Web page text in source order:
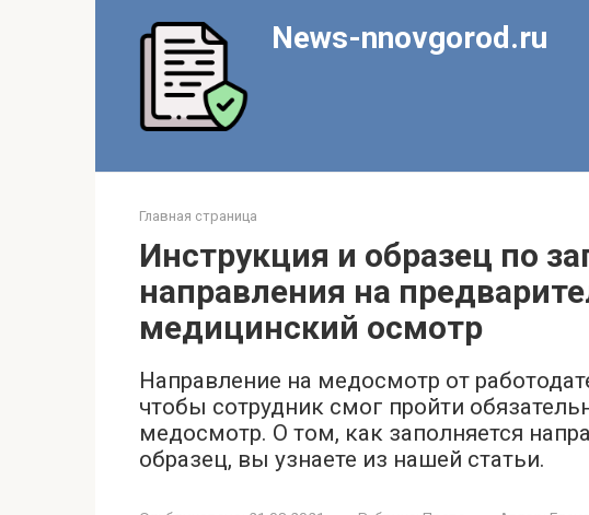
News-nnovgorod.ru
Главная страница
Инструкция и образец по
направления на
медицинский осмотр
Направление на медосмотр от
чтобы сотрудник смог пройти
медосмотр. О том, как заполняется
образец, вы узнаете из нашей статьи.